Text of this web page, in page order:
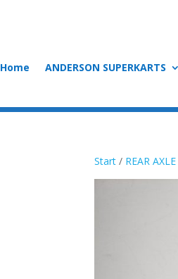
Home ANDERSON SUPERKARTS
Start / REAR AXLE